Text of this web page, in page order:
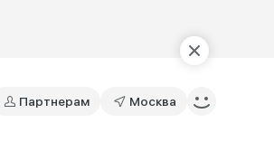
Партнерам Москва